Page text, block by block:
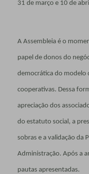
31 de março e 10 de
A Assembleia é o
papel de donos do
democrática do modelo
cooperativas. Dessa
apreciação dos
do estatuto social, a
sobras e a validação da
Administração. Após a
pautas apresentadas.